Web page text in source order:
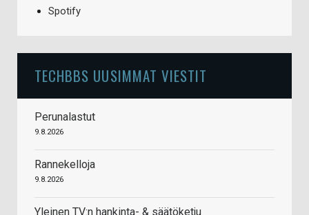
Spotify
TECHBBS UUSIMMAT VIESTIT
Perunalastut
9.8.2026
Rannekelloja
9.8.2026
Yleinen TV:n hankinta- & säätöketju